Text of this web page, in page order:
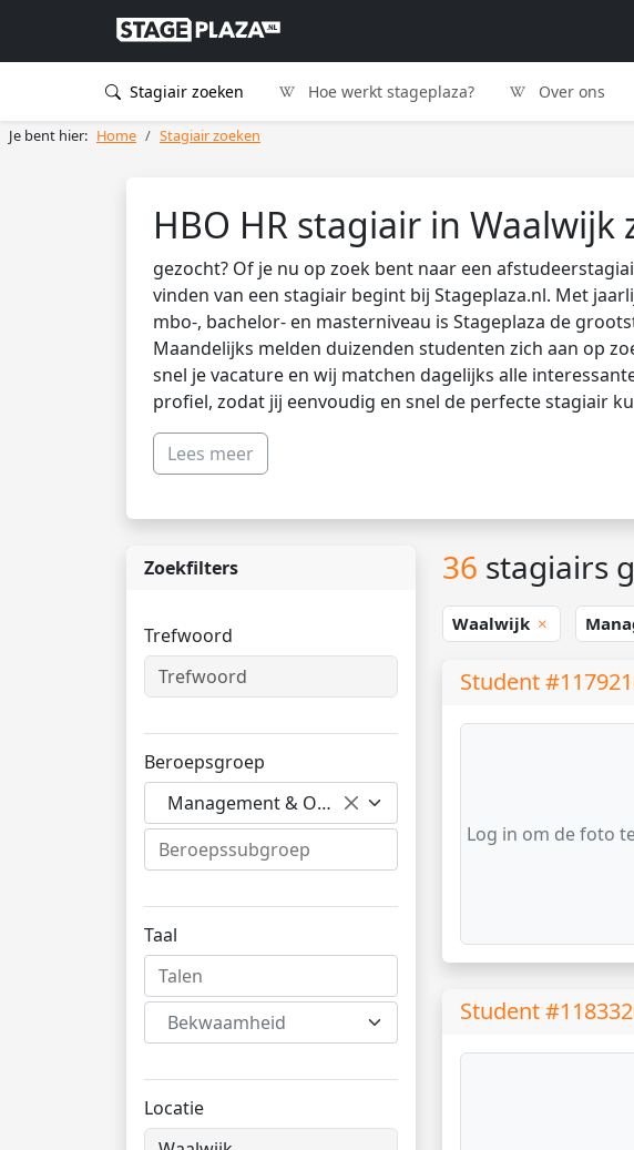
Stagiair zoeken Hoe werkt stageplaza? Over ons
Je bent hier: Home Stagiair zoeken
HBO HR stagiair in Waalwijk
gezocht? Of je nu op zoek bent naar een
vinden van een stagiair begint bij Stageplaza.nl. Met
mbo-, bachelor- en masterniveau is Stageplaza de
Maandelijks melden duizenden studenten zich aan op
snel je vacature en wij matchen dagelijks alle
profiel, zodat jij eenvoudig en snel de perfecte stagiair
Lees meer
Zoekfilters
Trefwoord
Beroepsgroep
Management & Organisatie
Taal
Bekwaamheid
Locatie
36 stagiairs
Waalwijk
Student
Log in om de foto
Student